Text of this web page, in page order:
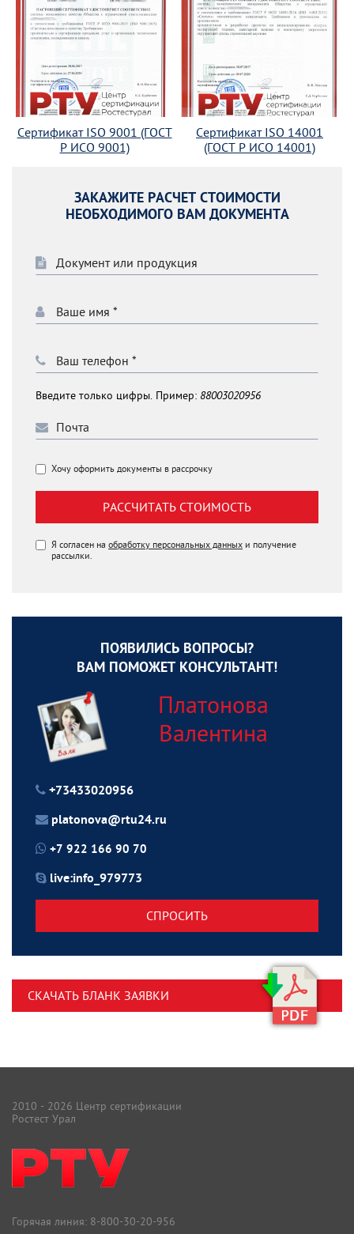
Сертификат ISO 9001 (ГОСТ
Р ИСО 9001)
Сертификат ISO 14001
(ГОСТ Р ИСО 14001)
ЗАКАЖИТЕ РАСЧЕТ СТОИМОСТИ
НЕОБХОДИМОГО ВАМ ДОКУМЕНТА
Введите только цифры. Пример: 88003020956
Хочу оформить документы в рассрочку
РАССЧИТАТЬ СТОИМОСТЬ
Я согласен на обработку персональных данных и получение
рассылки.
ПОЯВИЛИСЬ ВОПРОСЫ?
ВАМ ПОМОЖЕТ КОНСУЛЬТАНТ!
Платонова
Валентина
+73433020956
platonova@rtu24.ru
+7 922 166 90 70
live:info_979773
СПРОСИТЬ
СКАЧАТЬ БЛАНК ЗАЯВКИ
2010 - 2026 Центр сертификации
Ростест Урал
Горячая линия: 8-800-30-20-956